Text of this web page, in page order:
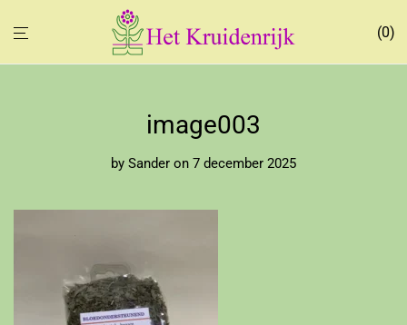
0
image003
by Sander on 7 december 2025